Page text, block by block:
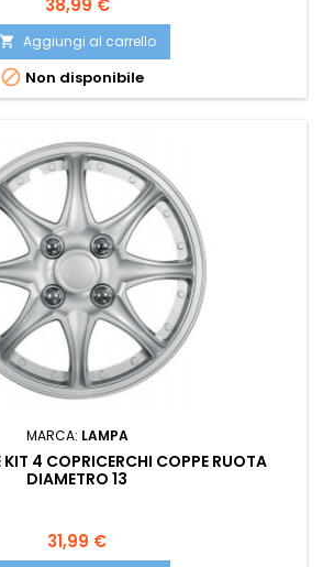
38,99 €
 Aggiungi al carrello
 Non disponibile
MARCA: LAMPA
4 COPRICERCHI COPPE RUOTA
DIAMETRO 13
Prezzo
31,99 €